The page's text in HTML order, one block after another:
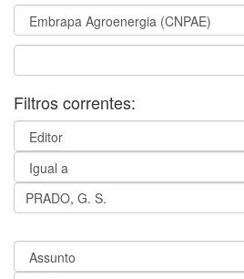
Filtros correntes: